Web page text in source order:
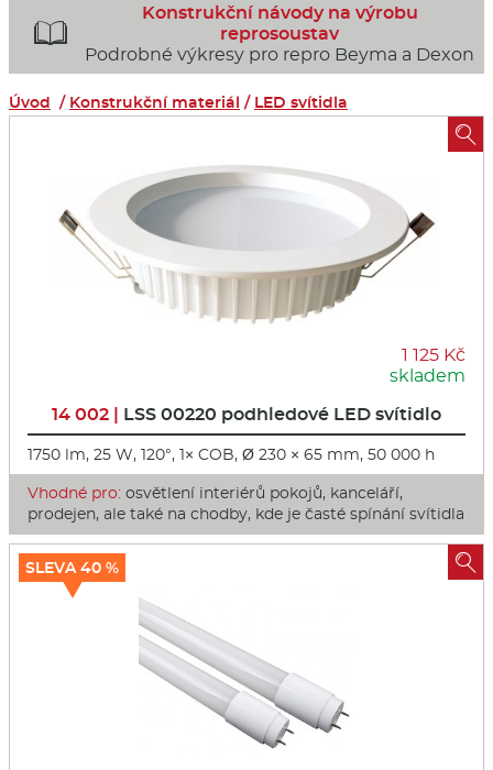

Konstrukční návody na výrobu
reprosoustav
Podrobné výkresy pro repro Beyma a Dexon
Úvod / Konstrukční materiál / LED svítidla
1 125 Kč
skladem
14 002 | LSS 00220 podhledové LED svítidlo
1750 lm, 25 W, 120°, 1× COB, Ø 230 × 65 mm, 50 000 h
Vhodné pro: osvětlení interiérů pokojů, kanceláří,
prodejen, ale také na chodby, kde je časté spínání svítidla

SLEVA 40 % 